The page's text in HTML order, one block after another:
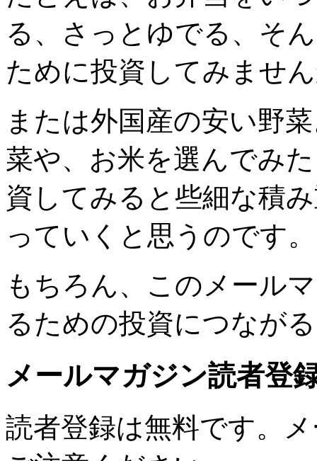
る、さっとゆでる、そ
ために投資してみませ
または外国産の安い野
菜や、お米を選んでみ
資してみると些細な積
っていくと思うのです。
もちろん、このメール
るための投資につなが
メールマガジン読者登
読者登録は無料です。